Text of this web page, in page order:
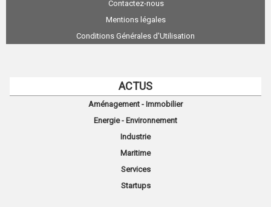
Contactez-nous
Mentions légales
Conditions Générales d'Utilisation
ACTUS
Aménagement - Immobilier
Energie - Environnement
Industrie
Maritime
Services
Startups